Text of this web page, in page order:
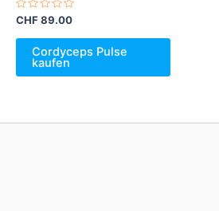
Bewertet
0
von
CHF89.00
Cordyceps Pulse
kaufen